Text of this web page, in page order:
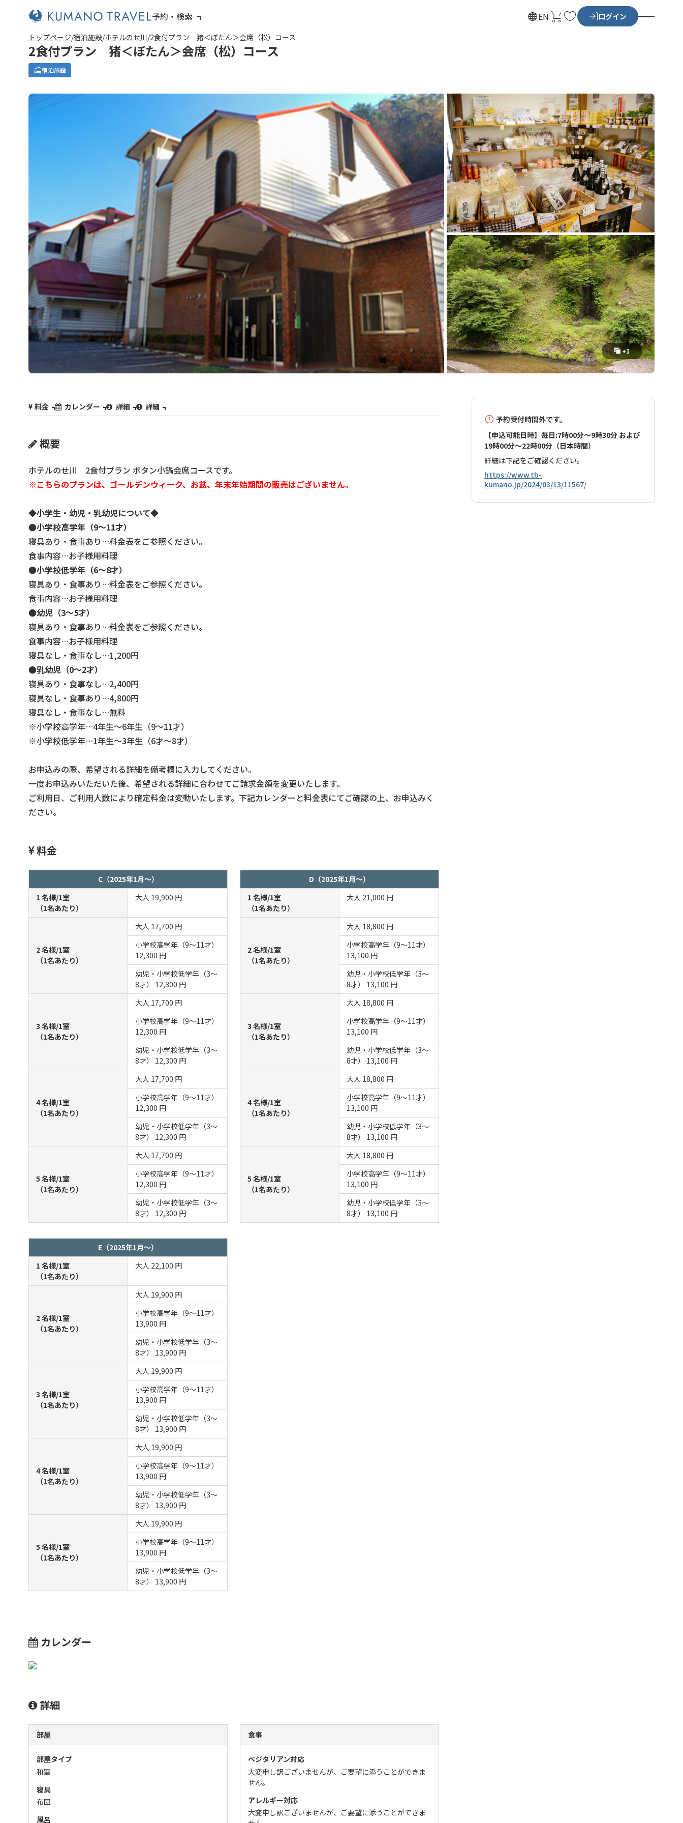
予約・検索 ENカ お
ログイン
トップページ 宿泊施設 ホテルのせ川 2食付プラン 猪＜ぼたん＞会席（松）コース
2食付プラン 猪＜ぼたん＞会席（松）コース
宿泊施設
+1
料金 カレンダー 詳細 詳細
概要
ホテルのせ川 2食付プラン ボタン小鍋会席コースです。
※こちらのプランは、ゴールデンウィーク、お盆、年末年始期間の販売はございません。
◆小学生・幼児・乳幼児について◆
●小学校高学年（9～11才）
寝具あり・食事あり…料金表をご参照ください。
食事内容…お子様用料理
●小学校低学年（6～8才）
寝具あり・食事あり…料金表をご参照ください。
食事内容…お子様用料理
●幼児（3～5才）
寝具あり・食事あり…料金表をご参照ください。
食事内容…お子様用料理
寝具なし・食事なし…1,200円
●乳幼児（0～2才）
寝具あり・食事なし…2,400円
寝具なし・食事あり…4,800円
寝具なし・食事なし…無料
※小学校高学年…4年生～6年生（9～11才）
※小学校低学年…1年生～3年生（6才～8才）
お申込みの際、希望される詳細を備考欄に入力してください。
一度お申込みいただいた後、希望される詳細に合わせてご請求金額を変更いたします。
ご利用日、ご利用人数により確定料金は変動いたします。下記カレンダーと料金表にてご確認の上、お申込みく
ださい。
料金
C（2025年1月～）
1 名様/1室
（1名あたり）
大人 19,900 円
2 名様/1室
（1名あたり）
大人 17,700 円
小学校高学年（9～11才）
12,300 円
幼児・小学校低学年（3～
8才） 12,300 円
3 名様/1室
（1名あたり）
大人 17,700 円
小学校高学年（9～11才）
12,300 円
幼児・小学校低学年（3～
8才） 12,300 円
4 名様/1室
（1名あたり）
大人 17,700 円
小学校高学年（9～11才）
12,300 円
幼児・小学校低学年（3～
8才） 12,300 円
5 名様/1室
（1名あたり）
大人 17,700 円
小学校高学年（9～11才）
12,300 円
幼児・小学校低学年（3～
8才） 12,300 円
D（2025年1月～）
1 名様/1室
（1名あたり）
大人 21,000 円
2 名様/1室
（1名あたり）
大人 18,800 円
小学校高学年（9～11才）
13,100 円
幼児・小学校低学年（3～
8才） 13,100 円
3 名様/1室
（1名あたり）
大人 18,800 円
小学校高学年（9～11才）
13,100 円
幼児・小学校低学年（3～
8才） 13,100 円
4 名様/1室
（1名あたり）
大人 18,800 円
小学校高学年（9～11才）
13,100 円
幼児・小学校低学年（3～
8才） 13,100 円
5 名様/1室
（1名あたり）
大人 18,800 円
小学校高学年（9～11才）
13,100 円
幼児・小学校低学年（3～
8才） 13,100 円
E（2025年1月～）
1 名様/1室
（1名あたり）
大人 22,100 円
2 名様/1室
（1名あたり）
大人 19,900 円
小学校高学年（9～11才）
13,900 円
幼児・小学校低学年（3～
8才） 13,900 円
3 名様/1室
（1名あたり）
大人 19,900 円
小学校高学年（9～11才）
13,900 円
幼児・小学校低学年（3～
8才） 13,900 円
4 名様/1室
（1名あたり）
大人 19,900 円
小学校高学年（9～11才）
13,900 円
幼児・小学校低学年（3～
8才） 13,900 円
5 名様/1室
（1名あたり）
大人 19,900 円
小学校高学年（9～11才）
13,900 円
幼児・小学校低学年（3～
8才） 13,900 円
カレンダー
詳細
部屋
部屋タイプ
和室
寝具
布団
風呂
食事
ベジタリアン対応
大変申し訳ございませんが、ご要望に添うことができま
せん。
アレルギー対応
大変申し訳ございませんが、ご要望に添うことができま
予約受付時間外です。
【申込可能日時】毎日:7時00分～9時30分 および
19時00分～22時00分（日本時間）
詳細は下記をご確認ください。
https://www.tb-
kumano.jp/2024/03/13/11567/